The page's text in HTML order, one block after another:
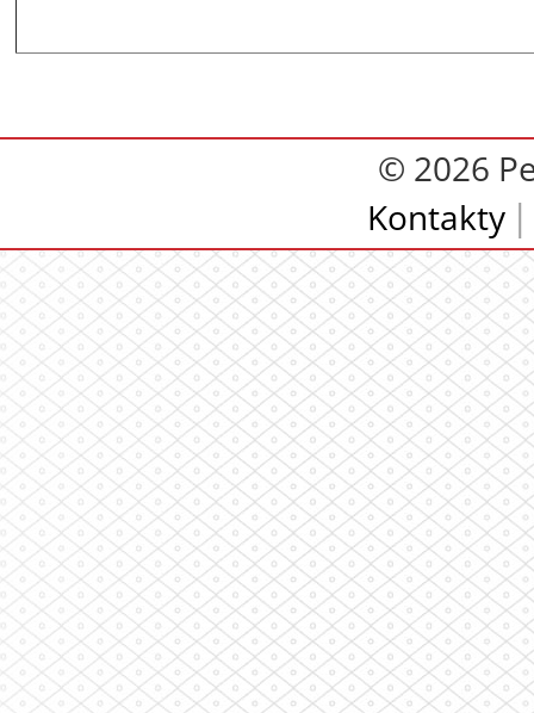
© 2026
Kontakty